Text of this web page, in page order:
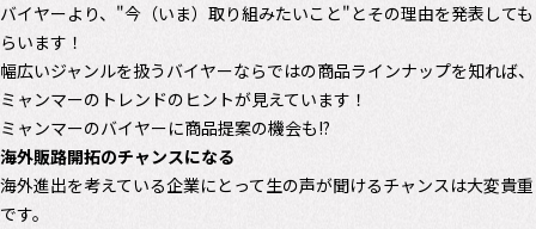
バイヤーより、"今（いま）取り組みたいこと"とその理由を発表しても
らいます！
幅広いジャンルを扱うバイヤーならではの商品ラインナップを知れば、
ミャンマーのトレンドのヒントが見えています！
ミャンマーのバイヤーに商品提案の機会も!?
海外販路開拓のチャンスになる
海外進出を考えている企業にとって生の声が聞けるチャンスは大変貴重
です。